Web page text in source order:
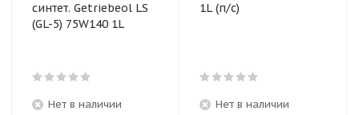
синтет. Getriebeol LS
(GL-5) 75W140 1L
Нет в наличии
1L (п/с)
Нет в наличии